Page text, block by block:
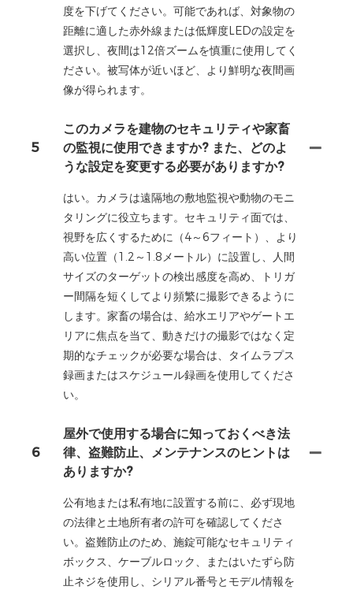
度を下げてください。可能であれば、対象物の
距離に適した赤外線または低輝度LEDの設定を
選択し、夜間は12倍ズームを慎重に使用してく
ださい。被写体が近いほど、より鮮明な夜間画
像が得られます。
5
このカメラを建物のセキュリティや家畜
の監視に使用できますか? また、どのよ
うな設定を変更する必要がありますか?
はい。カメラは遠隔地の敷地監視や動物のモニ
タリングに役立ちます。セキュリティ面では、
視野を広くするために（4～6フィート）、より
高い位置（1.2～1.8メートル）に設置し、人間
サイズのターゲットの検出感度を高め、トリガ
ー間隔を短くしてより頻繁に撮影できるように
します。家畜の場合は、給水エリアやゲートエ
リアに焦点を当て、動きだけの撮影ではなく定
期的なチェックが必要な場合は、タイムラプス
録画またはスケジュール録画を使用してくださ
い。
6
屋外で使用する場合に知っておくべき法
律、盗難防止、メンテナンスのヒントは
ありますか?
公有地または私有地に設置する前に、必ず現地
の法律と土地所有者の許可を確認してくださ
い。盗難防止のため、施錠可能なセキュリティ
ボックス、ケーブルロック、またはいたずら防
止ネジを使用し、シリアル番号とモデル情報を